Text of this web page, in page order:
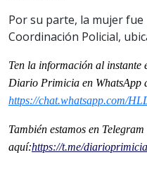
Por su parte, la mujer
Coordinación Policial,
Ten la información al instante
Diario Primicia en WhatsApp
https://chat.whatsapp.com/
También estamos en
aquí:https://t.me/diarioprimicia